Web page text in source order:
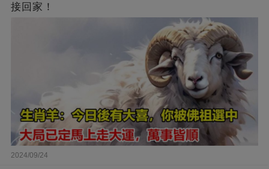
接回家！
2024/09/24